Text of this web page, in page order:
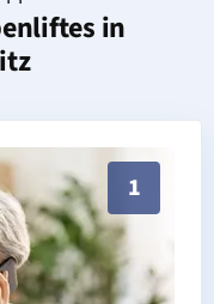
in
1
in Zschornewitz